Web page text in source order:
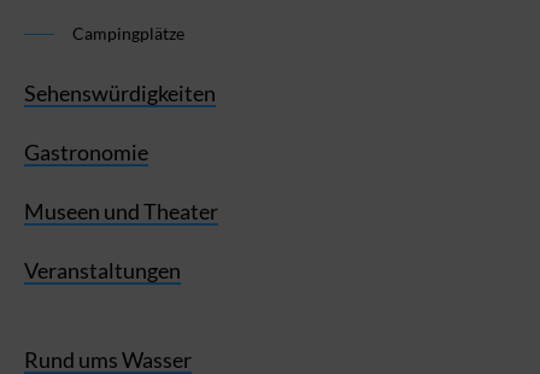
Campingplätze
Sehenswürdigkeiten
Gastronomie
Museen und Theater
Veranstaltungen
Rund ums Wasser